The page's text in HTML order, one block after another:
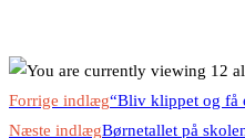
Read
more
Forrige indlæg“Bliv klippet og få
Næste indlægBørnetallet på